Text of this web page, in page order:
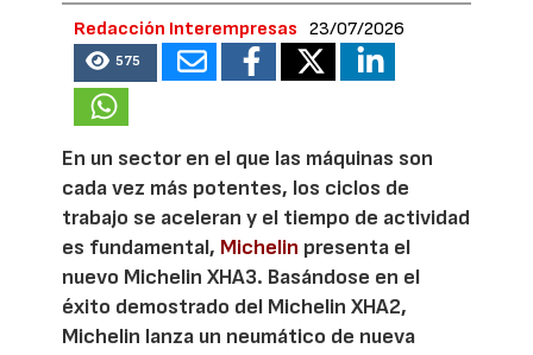
Redacción Interempresas 23/07/2026
575
En un sector en el que las máquinas son
cada vez más potentes, los ciclos de
trabajo se aceleran y el tiempo de actividad
es fundamental, Michelin presenta el
nuevo Michelin XHA3. Basándose en el
éxito demostrado del Michelin XHA2,
Michelin lanza un neumático de nueva